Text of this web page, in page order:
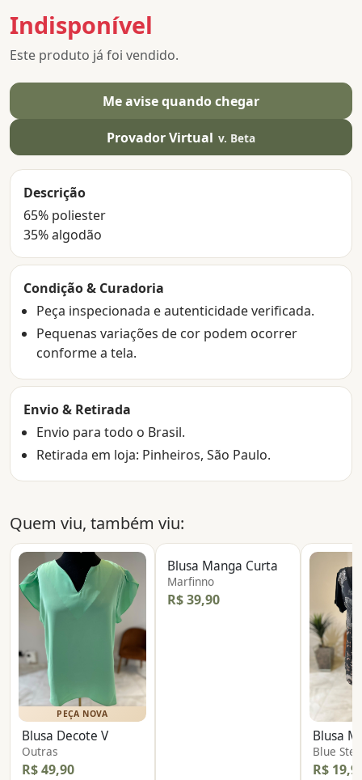
Indisponível
Este produto já foi vendido.
Me avise quando chegar
Provador Virtual v. Beta
Descrição
65% poliester
35% algodão
Condição & Curadoria
Peça inspecionada e autenticidade verificada.
Pequenas variações de cor podem ocorrer
conforme a tela.
Envio & Retirada
Envio para todo o Brasil.
Retirada em loja: Pinheiros, São Paulo.
Quem viu, também viu:
PEÇA NOVA
Blusa Decote V
Outras
R$ 49,90
Blusa Manga Curta
Marfinno
R$ 39,90
Blusa
Blue
R$